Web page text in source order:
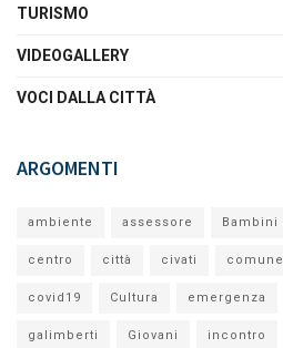
TURISMO
VIDEOGALLERY
VOCI DALLA CITTÀ
ARGOMENTI
ambiente assessore Bambini
centro città civati comune
covid19 Cultura emergenza
galimberti Giovani incontro